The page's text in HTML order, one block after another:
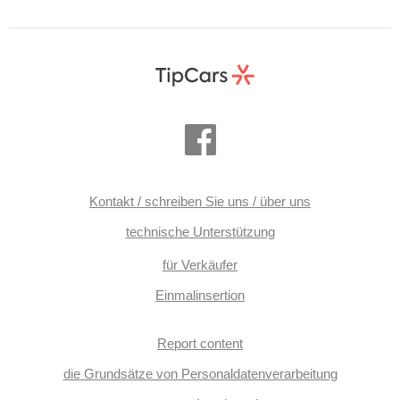
Dachscheibe, roletky na zadních oknech, Rolldach,
digitální přístrojová deska, ventilovaná zadní sedadla,
vyhřívaná zadní sedadla, malý kožený paket
Kontakt / schreiben Sie uns / über uns
technische Unterstützung
für Verkäufer
Einmalinsertion
Report content
die Grundsätze von Personaldatenverarbeitung